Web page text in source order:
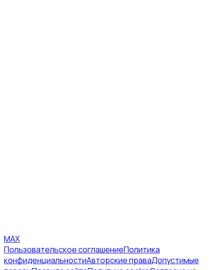
MAX
Пользовательское соглашениеПолитика
конфиденциальностиАвторские праваДопустимые